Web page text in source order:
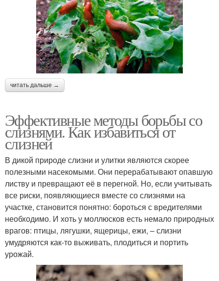
читать дальше →
Эффективные методы борьбы со
слизнями. Как избавиться от
слизней
В дикой природе слизни и улитки являются скорее
полезными насекомыми. Они перерабатывают опавшую
листву и превращают её в перегной. Но, если учитывать
все риски, появляющиеся вместе со слизнями на
участке, становится понятно: бороться с вредителями
необходимо. И хоть у моллюсков есть немало природных
врагов: птицы, лягушки, ящерицы, ежи, – слизни
умудряются как-то выживать, плодиться и портить
урожай.